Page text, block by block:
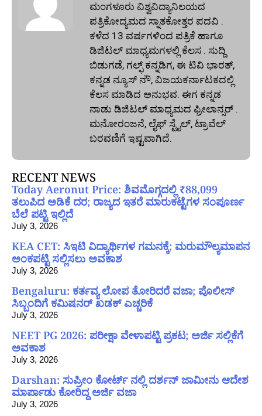
ಮಂಗಳೂರು ವಿಶ್ವವಿದ್ಯಾನಿಲಯದ
ಪತ್ರಿಕೋದ್ಯಮದ ಸ್ನಾತಕೋತ್ತರ ಪದವಿ .
ಕಳೆದ 13 ವರ್ಷಗಳಿಂದ ಪತ್ರಿಕೆ ಹಾಗೂ
ಡಿಜಿಟಲ್ ಮಾಧ್ಯಮಗಳಲ್ಲಿ ಕೆಲಸ . ಸುದ್ದಿ
ಬಿಡುಗಡೆ, ಗಲ್ಫ್ ಕನ್ನಡಿಗ, ಈ ಟಿವಿ ಭಾರತ್,
ಕನ್ನಡ ನ್ಯೂಸ್ ನೌ, ವಿಜಯಕರ್ನಾಟಕದಲ್ಲಿ
ಕೆಲಸ ಮಾಡಿದ ಅನುಭವ. ಈಗ ಕನ್ನಡ
ನಾಡು ಡಿಜಿಟಲ್‌ ಮಾಧ್ಯಮದ ಫ್ರೀಲಾನ್ಸರ್ .
ಮನೋರಂಜನೆ, ಲೈಫ್ ಸ್ಟೈಲ್, ಟ್ರಾವೆಲ್
ಬರವಣಿಗೆ ಇಷ್ಟವಾಗಿದೆ.
RECENT NEWS
Today Aeronut Price: ಶಿವಮೊಗ್ಗದಲ್ಲಿ ₹88,099
ತಲುಪಿದ ಅಡಿಕೆ ದರ; ರಾಜ್ಯದ ಇತರೆ ಮಾರುಕಟ್ಟೆಗಳ ಸಂಪೂರ್ಣ
ಬೆಲೆ ಪಟ್ಟಿ ಇಲ್ಲಿದೆ
July 3, 2026
KEA CET: ಸಿಇಟಿ ವಿದ್ಯಾರ್ಥಿಗಳ ಗಮನಕ್ಕೆ; ಮರುಮೌಲ್ಯಮಾಪನ
ಅಂಕಪಟ್ಟಿ ಸಲ್ಲಿಸಲು ಅವಕಾಶ
July 3, 2026
Bengaluru: ಕರ್ತವ್ಯ ಲೋಪ ತೋರಿದರೆ ವಜಾ; ಪೊಲೀಸ್
ಸಿಬ್ಬಂದಿಗೆ ಕಮಿಷನರ್ ಖಡಕ್ ಎಚ್ಚರಿಕೆ
July 3, 2026
NEET PG 2026: ಪರೀಕ್ಷಾ ವೇಳಾಪಟ್ಟಿ ಪ್ರಕಟ; ಅರ್ಜಿ ಸಲ್ಲಿಕೆಗೆ
ಅವಕಾಶ
July 3, 2026
Darshan: ಸುಪ್ರೀಂ ಕೋರ್ಟ್ ನಲ್ಲಿ ದರ್ಶನ್ ಜಾಮೀನು ಆದೇಶ
ಮಾರ್ಪಾಡು ಕೋರಿದ್ದ ಅರ್ಜಿ ವಜಾ
July 3, 2026